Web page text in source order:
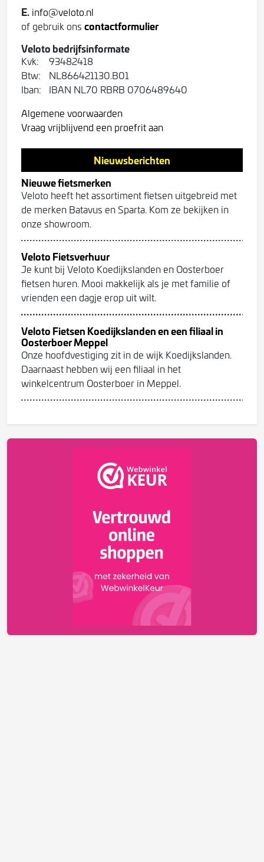
E. info@veloto.nl
of gebruik ons contactformulier
Veloto bedrijfsinformate
Kvk:
93482418
Btw:
NL866421130.B01
Iban:
IBAN NL70 RBRB 0706489640
Algemene voorwaarden
Vraag vrijblijvend een proefrit aan
Nieuwsberichten
Nieuwe fietsmerken
Veloto heeft het assortiment fietsen uitgebreid met
de merken Batavus en Sparta. Kom ze bekijken in
onze showroom.
Veloto Fietsverhuur
Je kunt bij Veloto Koedijkslanden en Oosterboer
fietsen huren. Mooi makkelijk als je met familie of
vrienden een dagje erop uit wilt.
Veloto Fietsen Koedijkslanden en een filiaal in
Oosterboer Meppel
Onze hoofdvestiging zit in de wijk Koedijkslanden.
Daarnaast hebben wij een filiaal in het
winkelcentrum Oosterboer in Meppel.